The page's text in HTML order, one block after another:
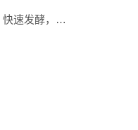
天冷发面，不要只放酵母！多加这3样，快速发酵，蓬松香软弹性十足